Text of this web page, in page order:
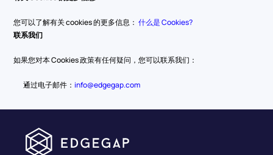
您可以了解有关 cookies 的更多信息： 什么是 Cookies?
联系我们
如果您对本 Cookies 政策有任何疑问，您可以联系我们：
通过电子邮件： info@edgegap.com